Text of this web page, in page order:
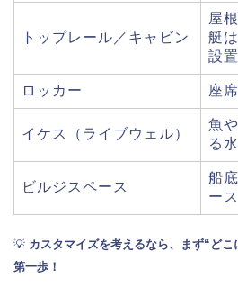
トップレール／キャビン
屋
艇
設
ロッカー 座
イケス（ライブウェル）
魚
る
ビルジスペース
船
ー
💡 カスタマイズを考えるなら、まず“ど
第一歩！